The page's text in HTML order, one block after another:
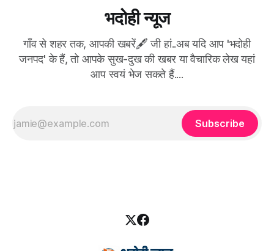
भदोही न्यूज
गाँव से शहर तक, आपकी खबरें🖋 जी हां..अब यदि आप 'भदोही
जनपद' के हैं, तो आपके सुख-दुख की खबर या वैचारिक लेख यहां
आप स्वयं भेज सकते हैं....
Subscribe